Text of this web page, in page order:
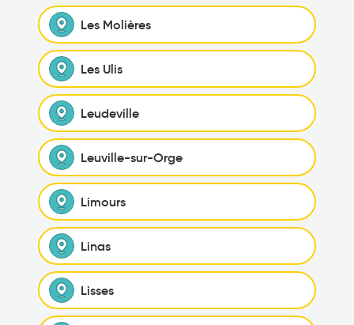
Les Molières
Les Ulis
Leudeville
Leuville-sur-Orge
Limours
Linas
Lisses